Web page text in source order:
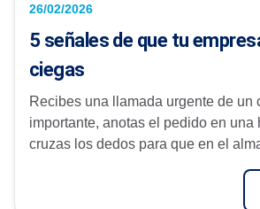
26/02/2026
5 señales de que tu
ciegas
Recibes una llamada urgente de un
importante, anotas el pedido en una
cruzas los dedos para que en el